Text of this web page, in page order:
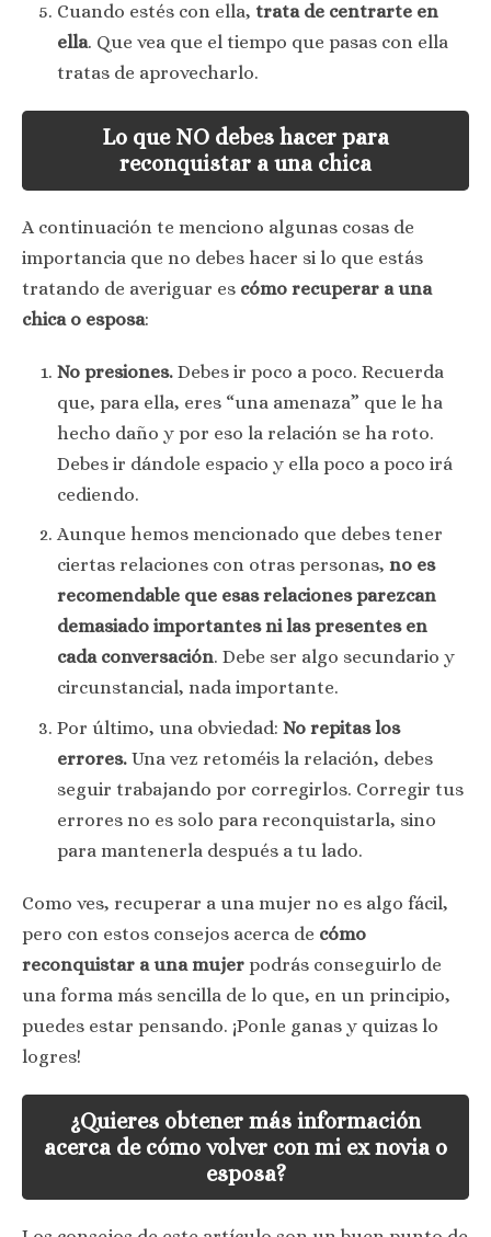
Cuando estés con ella, trata de centrarte en
ella. Que vea que el tiempo que pasas con ella
tratas de aprovecharlo.
Lo que NO debes hacer para
reconquistar a una chica
A continuación te menciono algunas cosas de
importancia que no debes hacer si lo que estás
tratando de averiguar es cómo recuperar a una
chica o esposa:
No presiones. Debes ir poco a poco. Recuerda
que, para ella, eres “una amenaza” que le ha
hecho daño y por eso la relación se ha roto.
Debes ir dándole espacio y ella poco a poco irá
cediendo.
Aunque hemos mencionado que debes tener
ciertas relaciones con otras personas, no es
recomendable que esas relaciones parezcan
demasiado importantes ni las presentes en
cada conversación. Debe ser algo secundario y
circunstancial, nada importante.
Por último, una obviedad: No repitas los
errores. Una vez retoméis la relación, debes
seguir trabajando por corregirlos. Corregir tus
errores no es solo para reconquistarla, sino
para mantenerla después a tu lado.
Como ves, recuperar a una mujer no es algo fácil,
pero con estos consejos acerca de cómo
reconquistar a una mujer podrás conseguirlo de
una forma más sencilla de lo que, en un principio,
puedes estar pensando. ¡Ponle ganas y quizas lo
logres!
¿Quieres obtener más información
acerca de cómo volver con mi ex novia o
esposa?